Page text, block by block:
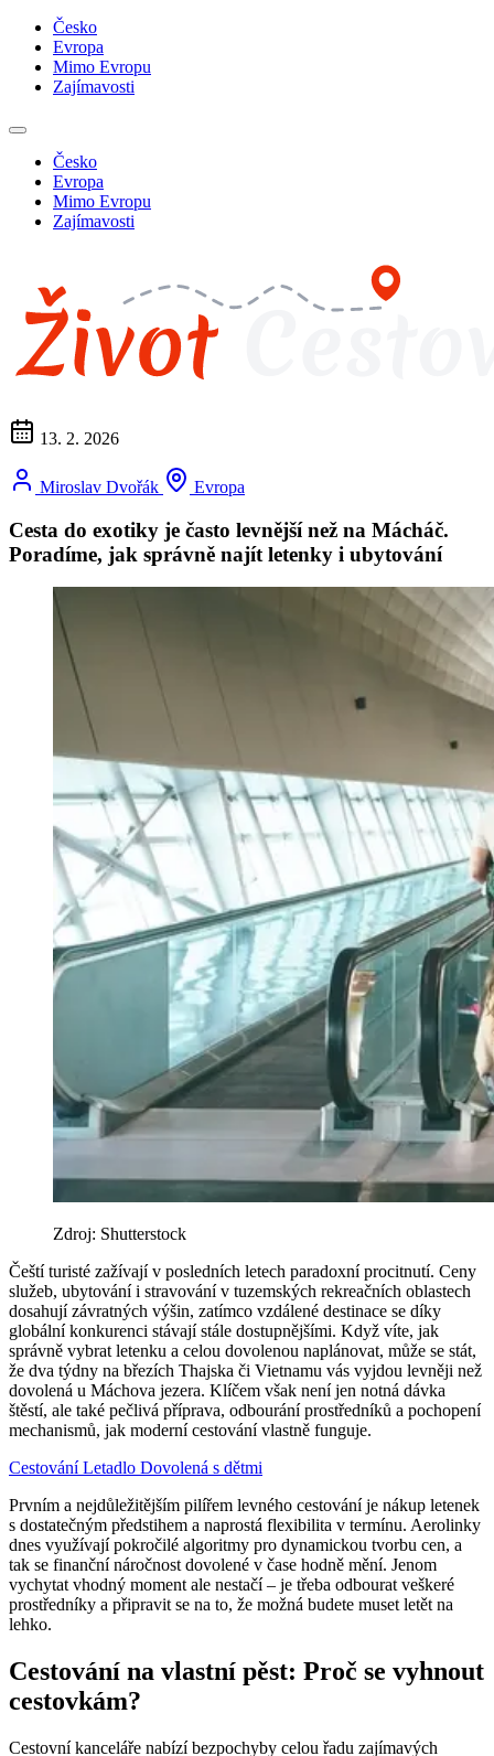
Česko
Evropa
Mimo Evropu
Zajímavosti
Česko
Evropa
Mimo Evropu
Zajímavosti
13. 2. 2026
Miroslav Dvořák Evropa
Cesta do exotiky je často levnější než na Mácháč.
Poradíme, jak správně najít letenky i ubytování
Zdroj: Shutterstock
Čeští turisté zažívají v posledních letech paradoxní procitnutí. Ceny
služeb, ubytování i stravování v tuzemských rekreačních oblastech
dosahují závratných výšin, zatímco vzdálené destinace se díky
globální konkurenci stávají stále dostupnějšími. Když víte, jak
správně vybrat letenku a celou dovolenou naplánovat, může se stát,
že dva týdny na březích Thajska či Vietnamu vás vyjdou levněji než
dovolená u Máchova jezera. Klíčem však není jen notná dávka
štěstí, ale také pečlivá příprava, odbourání prostředníků a pochopení
mechanismů, jak moderní cestování vlastně funguje.
CestováníLetadlo Dovolená s dětmi
Prvním a nejdůležitějším pilířem levného cestování je nákup letenek
s dostatečným předstihem a naprostá flexibilita v termínu. Aerolinky
dnes využívají pokročilé algoritmy pro dynamickou tvorbu cen, a
tak se finanční náročnost dovolené v čase hodně mění. Jenom
vychytat vhodný moment ale nestačí – je třeba odbourat veškeré
prostředníky a připravit se na to, že možná budete muset letět na
lehko.
Cestování na vlastní pěst: Proč se vyhnout
cestovkám?
Cestovní kanceláře nabízí bezpochyby celou řadu zajímavých